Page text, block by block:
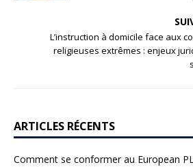
L’instruction à domicile face aux
religieuses extrêmes : enjeux
ARTICLES RÉCENTS
Comment se conformer au European